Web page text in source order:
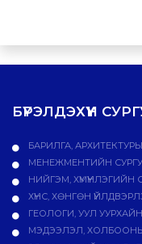
БҮРЭЛДЭХҮҮН
БАРИЛГА,
МЕНЕЖМЕНТИЙН
НИЙГЭМ, ХҮМҮҮНЛЭГИЙН
ХҮНС, ХӨНГӨН
ГЕОЛОГИ, УУЛ
МЭДЭЭЛЭЛ,